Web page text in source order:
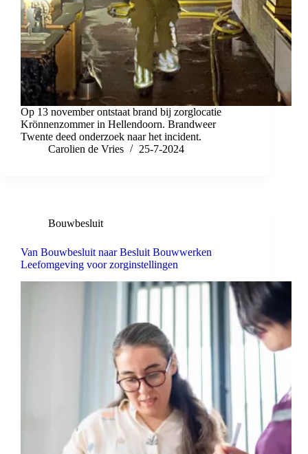
Op 13 november ontstaat brand bij zorglocatie
Krönnenzommer in Hellendoorn. Brandweer
Twente deed onderzoek naar het incident.
Carolien de Vries
25-7-2024
Bouwbesluit
Van Bouwbesluit naar Besluit Bouwwerken
Leefomgeving voor zorginstellingen